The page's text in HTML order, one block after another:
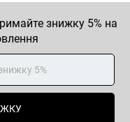
знижку 5% на